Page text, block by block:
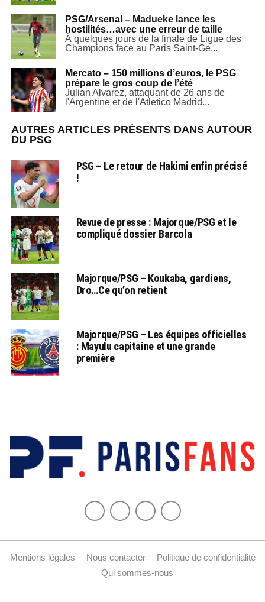
PSG/Arsenal – Madueke lance les
hostilités…avec une erreur de taille
À quelques jours de la finale de Ligue des
Champions face au Paris Saint-Ge...
Mercato – 150 millions d’euros, le PSG
prépare le gros coup de l’été
Julian Alvarez, attaquant de 26 ans de
l'Argentine et de l'Atletico Madrid...
AUTRES ARTICLES PRÉSENTS DANS AUTOUR
DU PSG
PSG – Le retour de Hakimi enfin précisé
!
Revue de presse : Majorque/PSG et le
compliqué dossier Barcola
Majorque/PSG – Koukaba, gardiens,
Dro…Ce qu’on retient
Majorque/PSG – Les équipes officielles
: Mayulu capitaine et une grande
première
Mentions légales Nous contacter
Politique de confidentialité
Qui sommes-nous